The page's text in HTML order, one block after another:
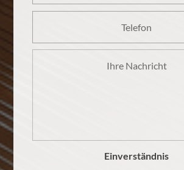
Einverständnis